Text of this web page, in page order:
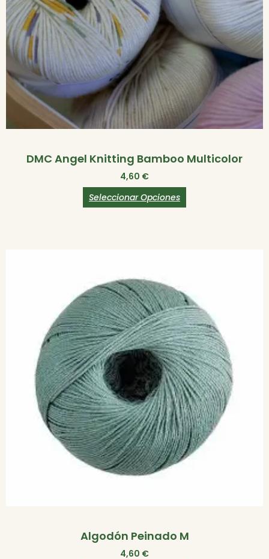
DMC Angel Knitting Bamboo Multicolor
4,60 €
Seleccionar Opciones
Algodón Peinado M
4,60 €